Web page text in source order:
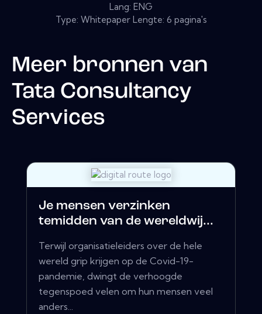
Lang: ENG
Type: Whitepaper Lengte: 6 pagina's
Meer bronnen van
Tata Consultancy
Services
Je mensen verzinken
temidden van de wereldwij...
Terwijl organisatieleiders over de hele
wereld grip krijgen op de Covid-19-
pandemie, dwingt de verhoogde
tegenspoed velen om hun mensen veel
anders...